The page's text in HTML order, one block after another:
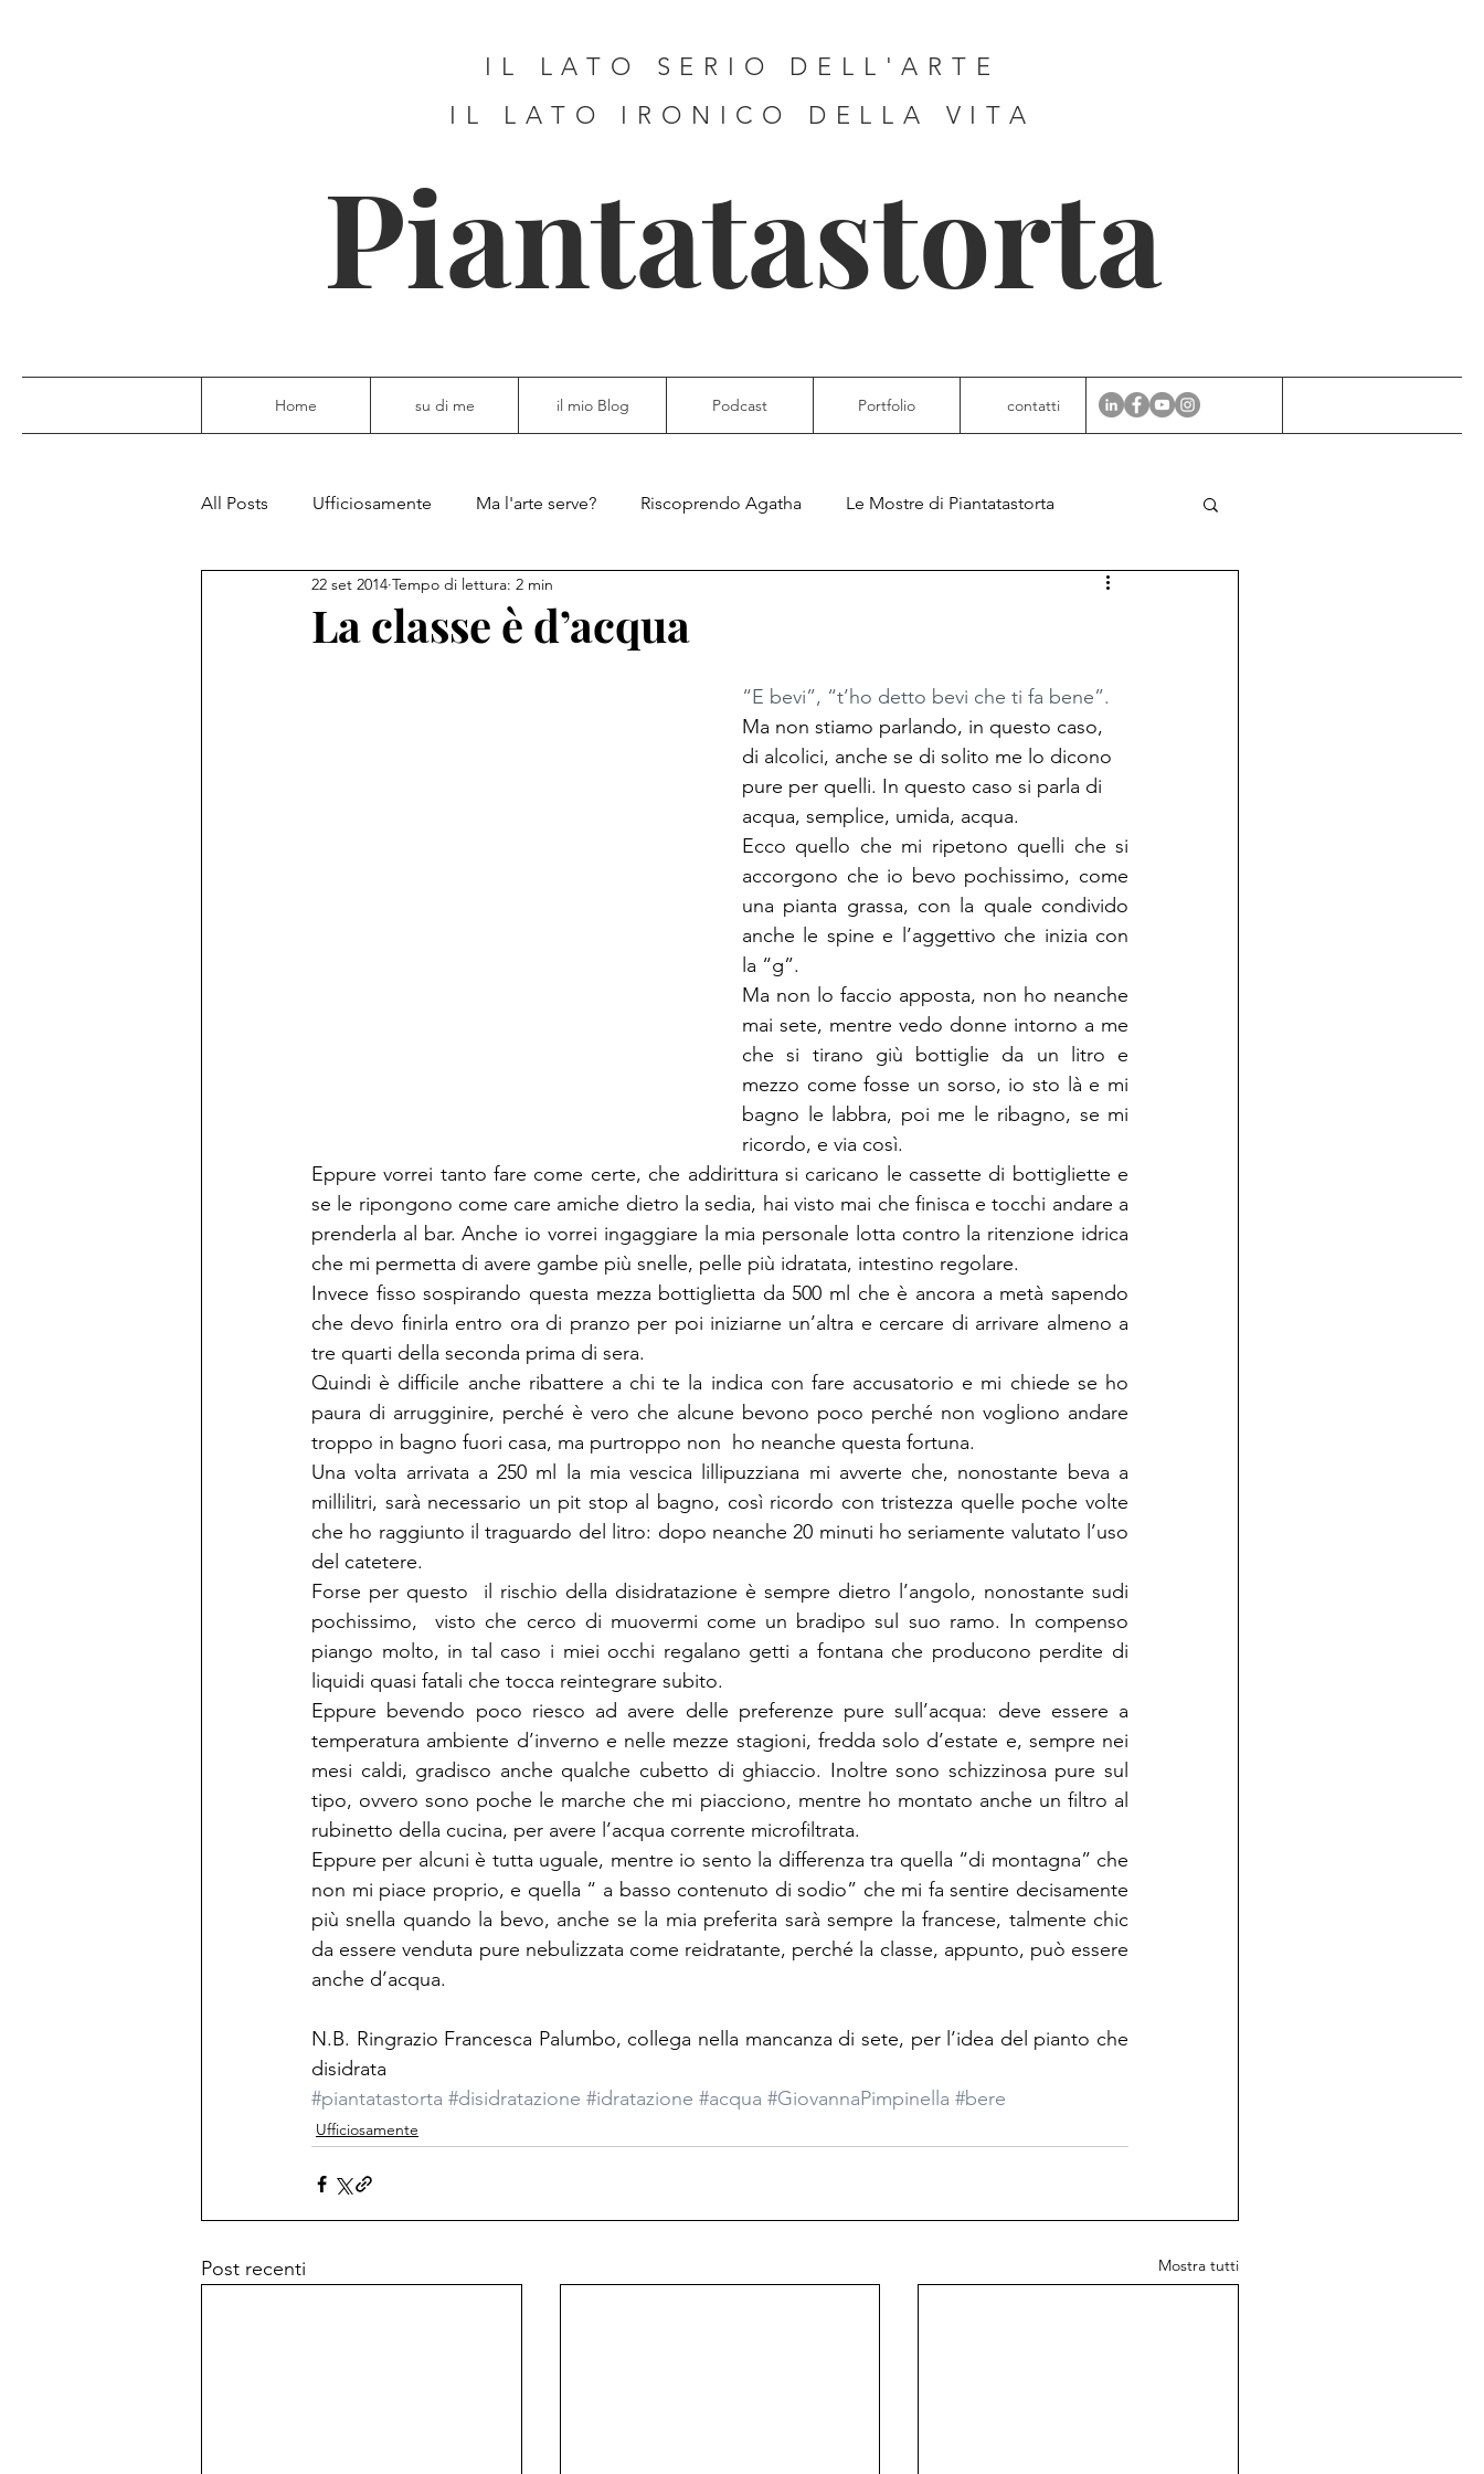
IL LATO SERIO DELL'ARTE
IL LATO IRONICO DELLA VITA
Piantatastorta
Home su di me il mio Blog Podcast Portfolio contatti
All Posts Ufficiosamente Ma l'arte serve? Riscoprendo Agatha Le Mostre di Piantatastorta
PiantataStorta Contemporanea Le ricette di Piantatastorta
La classe è d’acqua
22 set 2014 Tempo di lettura: 2 min
“E bevi”, “t’ho detto bevi che ti fa bene”.
Ma non stiamo parlando, in questo caso,
di alcolici, anche se di solito me lo dicono
pure per quelli. In questo caso si parla di
acqua, semplice, umida, acqua.
Ecco quello che mi ripetono quelli che si
accorgono che io bevo pochissimo, come
una pianta grassa, con la quale condivido
anche le spine e l’aggettivo che inizia con
la “g”.
Ma non lo faccio apposta, non ho neanche
mai sete, mentre vedo donne intorno a me
che si tirano giù bottiglie da un litro e
mezzo come fosse un sorso, io sto là e mi
bagno le labbra, poi me le ribagno, se mi
ricordo, e via così.
Eppure vorrei tanto fare come certe, che addirittura si caricano le cassette di bottigliette e
se le ripongono come care amiche dietro la sedia, hai visto mai che finisca e tocchi andare a
prenderla al bar. Anche io vorrei ingaggiare la mia personale lotta contro la ritenzione idrica
che mi permetta di avere gambe più snelle, pelle più idratata, intestino regolare.
Invece fisso sospirando questa mezza bottiglietta da 500 ml che è ancora a metà sapendo
che devo finirla entro ora di pranzo per poi iniziarne un’altra e cercare di arrivare almeno a
tre quarti della seconda prima di sera.
Quindi è difficile anche ribattere a chi te la indica con fare accusatorio e mi chiede se ho
paura di arrugginire, perché è vero che alcune bevono poco perché non vogliono andare
troppo in bagno fuori casa, ma purtroppo non  ho neanche questa fortuna.
Una volta arrivata a 250 ml la mia vescica lillipuzziana mi avverte che, nonostante beva a
millilitri, sarà necessario un pit stop al bagno, così ricordo con tristezza quelle poche volte
che ho raggiunto il traguardo del litro: dopo neanche 20 minuti ho seriamente valutato l’uso
del catetere.
Forse per questo  il rischio della disidratazione è sempre dietro l’angolo, nonostante sudi
pochissimo,  visto che cerco di muovermi come un bradipo sul suo ramo. In compenso
piango molto, in tal caso i miei occhi regalano getti a fontana che producono perdite di
liquidi quasi fatali che tocca reintegrare subito.
Eppure bevendo poco riesco ad avere delle preferenze pure sull’acqua: deve essere a
temperatura ambiente d’inverno e nelle mezze stagioni, fredda solo d’estate e, sempre nei
mesi caldi, gradisco anche qualche cubetto di ghiaccio. Inoltre sono schizzinosa pure sul
tipo, ovvero sono poche le marche che mi piacciono, mentre ho montato anche un filtro al
rubinetto della cucina, per avere l’acqua corrente microfiltrata.
Eppure per alcuni è tutta uguale, mentre io sento la differenza tra quella “di montagna” che
non mi piace proprio, e quella “ a basso contenuto di sodio” che mi fa sentire decisamente
più snella quando la bevo, anche se la mia preferita sarà sempre la francese, talmente chic
da essere venduta pure nebulizzata come reidratante, perché la classe, appunto, può essere
anche d’acqua.
N.B. Ringrazio Francesca Palumbo, collega nella mancanza di sete, per l’idea del pianto che
disidrata
#piantatastorta #disidratazione #idratazione #acqua #GiovannaPimpinella #bere
Ufficiosamente
Post recenti Mostra tutti